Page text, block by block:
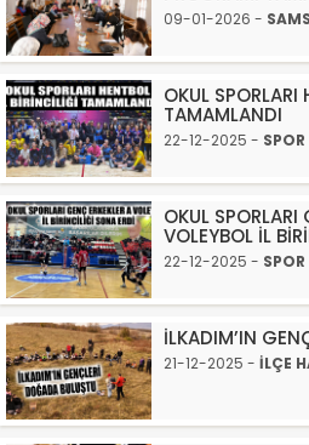
09-01-2026 -
OKUL SPORLARI
TAMAMLANDI
22-12-2025 - SPOR
OKUL SPORLARI
VOLEYBOL İL
22-12-2025 - SPOR
İLKADIM’IN
21-12-2025 - İLÇE